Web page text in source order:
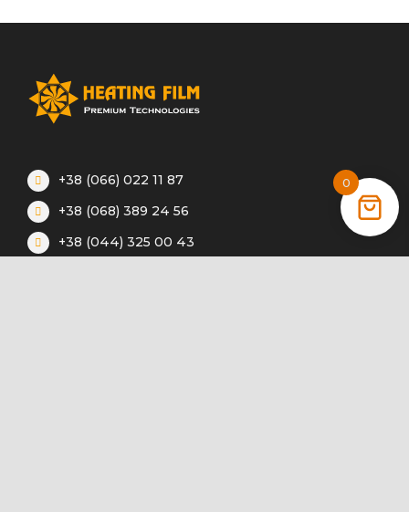
+38 (066) 022 11 87
+38 (068) 389 24 56
+38 (044) 325 00 43
0